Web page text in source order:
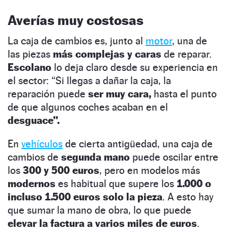
Averías muy costosas
La caja de cambios es, junto al motor, una de
las piezas más complejas y caras de reparar.
Escolano lo deja claro desde su experiencia en
el sector: “Si llegas a dañar la caja, la
reparación puede ser muy cara, hasta el punto
de que algunos coches acaban en el
desguace”.
En vehículos de cierta antigüedad, una caja de
cambios de segunda mano puede oscilar entre
los 300 y 500 euros, pero en modelos más
modernos es habitual que supere los 1.000 o
incluso 1.500 euros solo la pieza. A esto hay
que sumar la mano de obra, lo que puede
elevar la factura a varios miles de euros.